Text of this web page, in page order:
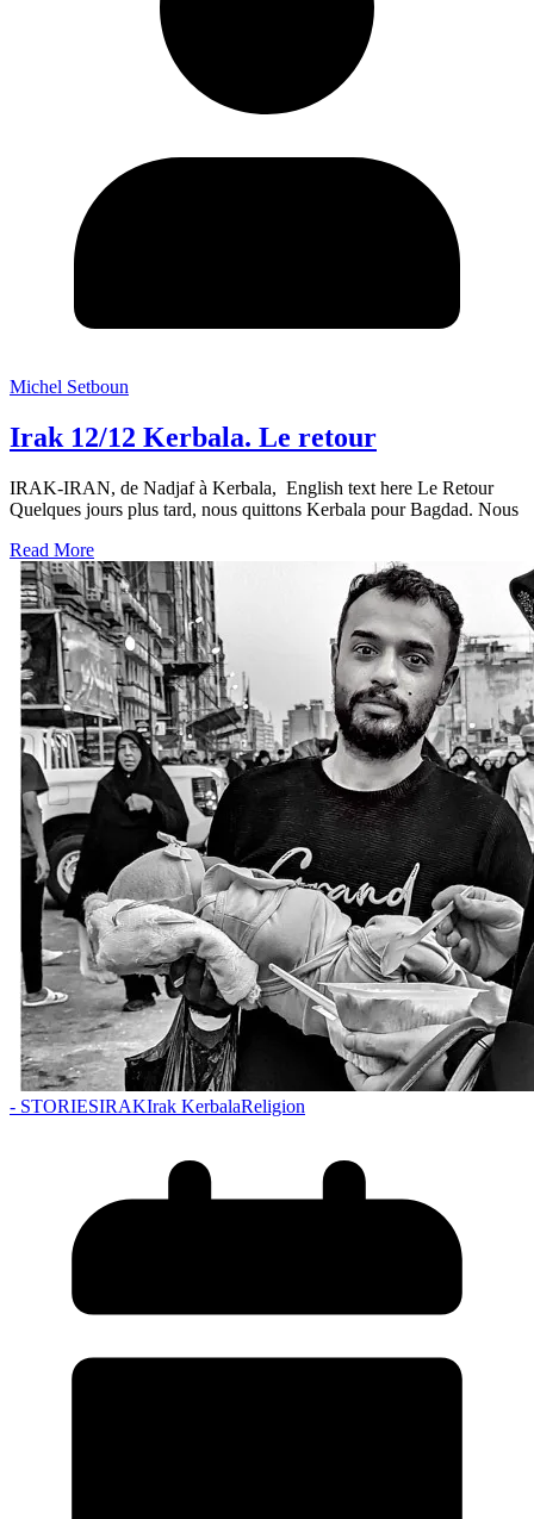
Michel Setboun
Irak 12/12 Kerbala. Le retour
IRAK-IRAN, de Nadjaf à Kerbala, English text here Le Retour
Quelques jours plus tard, nous quittons Kerbala pour Bagdad. Nous
Read More
- STORIESIRAKIrak KerbalaReligion